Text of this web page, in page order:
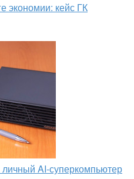
экономии: кейс ГК
AI-суперкомпьютер